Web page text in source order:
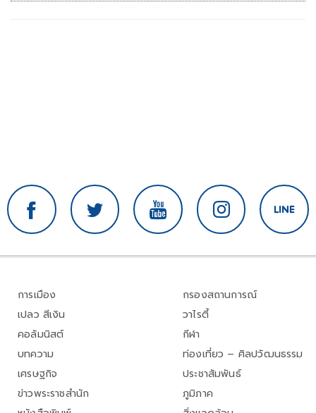
การเมือง
เปลว สีเงิน
คอลัมนิสต์
บทความ
เศรษฐกิจ
ข่าวพระราชสำนัก
กรองสถานการณ์
วาไรตี้
กีฬา
ท่องเที่ยว – ศิลปวัฒนธรรม
ประชาสัมพันธ์
ภูมิภาค